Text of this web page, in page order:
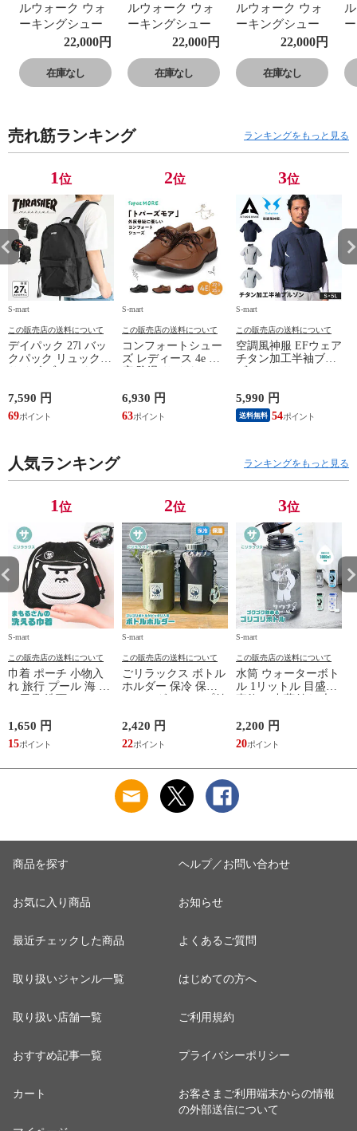
ルウォーク ウォ
ーキングシュー
ズ レディース 防
水 ゴアテックス
4E 本革 レザー
アウトドア 黒 ブ
22,000円
在庫なし
ルウォーク ウォ
ーキングシュー
ズ レディース 防
水 ゴアテックス
4E 本革 レザー
アウトドア 黒 ブ
22,000円
在庫なし
ルウォーク ウォ
ーキングシュー
ズ レディース 防
水 ゴアテックス
4E 本革 レザー
アウトドア 黒 ブ
22,000円
在庫なし
売れ筋ランキング ランキングをもっと見る
1位
S-mart
この販売店の送料について
デイパック 27l バッ
クパック リュック
鞄 機内持ち込み 夏
スラッシャー
THRASHER r1929
7,590 円
69
2位
S-mart
この販売店の送料について
コンフォートシュー
ズ レディース 4e 幅
シューズ 黒 トパー
ズ モア 靴 カジュア
ルシューズ 外反母趾
TOPAZ 1410
6,930 円
63
3位
S-mart
この販売店の送料について
空調風神服 EFウェア
チタン加工半袖ブル
ジャケット 遮熱 作
業服 作業着 上着 ア
タックベース KF100
5,990 円
送料無料 54
人気ランキング ランキングをもっと見る
1位
S-mart
この販売店の送料について
巾着 ポーチ 小物入
れ 旅行 プール 海 バ
サウナ ごリラックス
まもるさんの洗える
巾着 ブラック 黒
1,650 円
15
2位
S-mart
この販売店の送料について
ごリラックス ボトル
ホルダー 保冷 保温
補給 マイボトル サ
ウナ 温泉 水筒 カバ
ー トトノイモード
2,420 円
22
3位
S-mart
この販売店の送料について
水筒 ウォーターボト
ル 1リットル 目盛り
マイボトル 動物 ア
ニマル ゴリラ ごリ
ラックス ゴリゴリボ
2,200 円
20
商品を探す
お気に入り商品
最近チェックした商品
取り扱いジャンル一覧
取り扱い店舗一覧
おすすめ記事一覧
カート
ヘルプ／お問い合わせ
お知らせ
よくあるご質問
はじめての方へ
ご利用規約
プライバシーポリシー
お客さまご利用端末からの情報
の外部送信について